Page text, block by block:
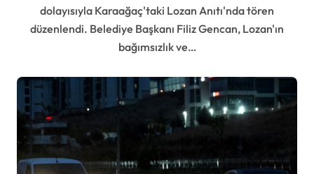
dolayısıyla Karaağaç'taki Lozan Anıtı'nda tören
düzenlendi. Belediye Başkanı Filiz Gencan, Lozan'ın
bağımsızlık ve…